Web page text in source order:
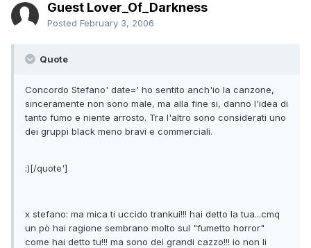
Guest Lover_Of_Darkness
Posted February 3, 2006
Quote
Concordo Stefano' date=' ho sentito anch'io la canzone,
sinceramente non sono male, ma alla fine si, danno l'idea di
tanto fumo e niente arrosto. Tra l'altro sono considerati uno
dei gruppi black meno bravi e commerciali.
:)[/quote']
x stefano: ma mica ti uccido trankui!!! hai detto la tua...cmq
un pò hai ragione sembrano molto sul "fumetto horror"
come hai detto tu!!! ma sono dei grandi cazzo!!! io non li